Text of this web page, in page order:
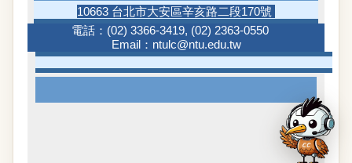
10663 台北市大安區辛亥路二段170號
電話： (02) 3366-3419, (02) 2363-0550
Email： ntulc@ntu.edu.tw